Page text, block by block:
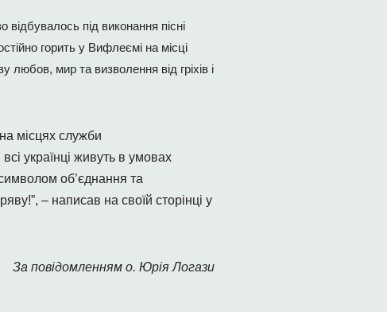
під виконання пісні
горить у Вифлеємі на місці
мир та визволення від гріхів і
місцях служби
українці живуть в умовах
об’єднання та
– написав на своїй сторінці у
За повідомленням о. Юрія Логази